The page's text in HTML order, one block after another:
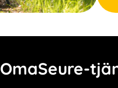
OmaSeure-